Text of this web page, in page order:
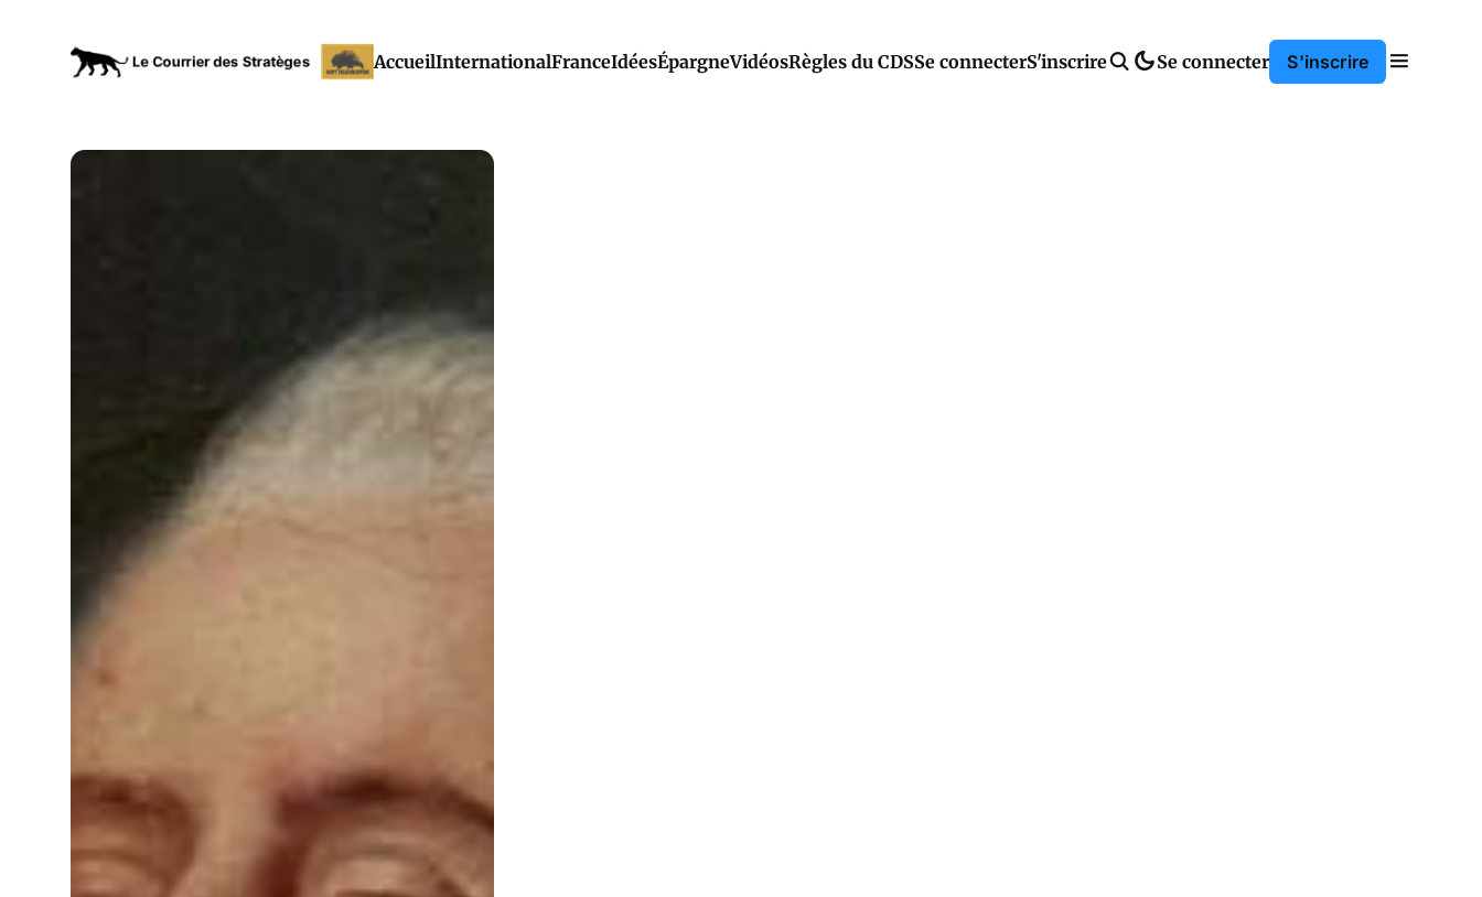
AccueilInternationalFranceIdéesÉpargneVidéosRègles du CDSSe connecterS'inscrire Se connecter S'inscrire